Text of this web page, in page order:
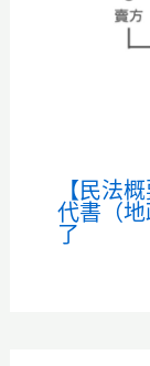
【民法
代書（
了